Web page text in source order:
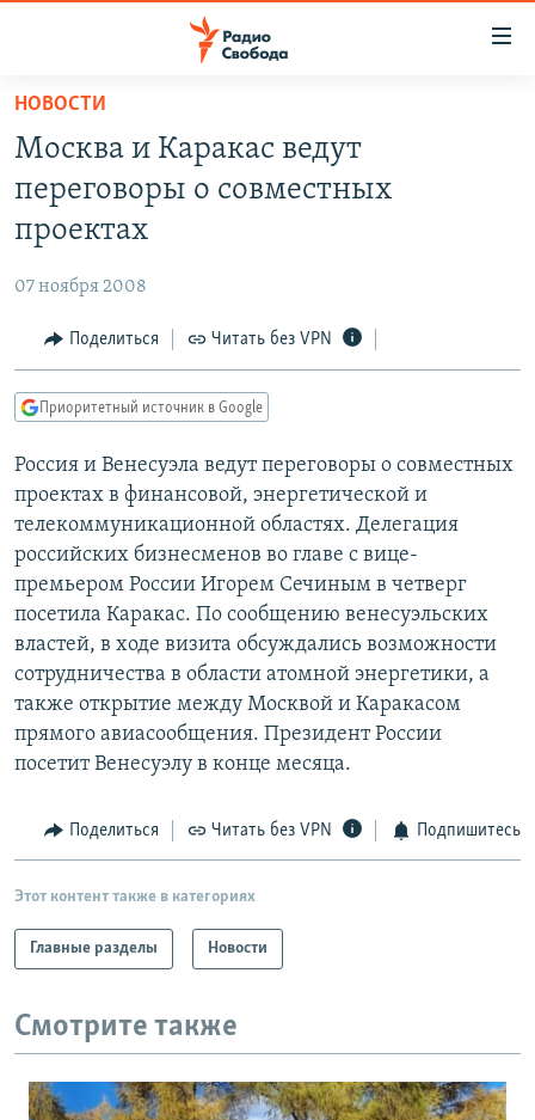
упрощенного
доступа
основному
Вернутся
Вернутся
поиску
АВТОРСКИЕ ПРОЕКТЫ
МНЕНИЯ
КУЛЬТУРА
КАВКАЗ.РЕАЛИИ
СЕВЕР.РЕАЛИИ
СИБИРЬ.РЕАЛИИ
РАСПИСАНИЕ ВЕЩАНИЯ
ПОДПИШИТЕСЬ НА РАССЫЛКУ
Все сайты РСЕ/РС
НОВОСТИ
Москва и Каракас ведут
переговоры о совместных
проектах
07 ноября 2008
Поделиться Читать без VPN
Приоритетный источник в Google
Россия и Венесуэла ведут переговоры о совместных
проектах в финансовой, энергетической и
телекоммуникационной областях. Делегация
российских бизнесменов во главе с вице-
премьером России Игорем Сечиным в четверг
посетила Каракас. По сообщению венесуэльских
властей, в ходе визита обсуждались возможности
сотрудничества в области атомной энергетики, а
также открытие между Москвой и Каракасом
прямого авиасообщения. Президент России
посетит Венесуэлу в конце месяца.
Поделиться Читать без VPN Подпишитесь
Этот контент также в категориях
Главные разделы Новости
Смотрите также